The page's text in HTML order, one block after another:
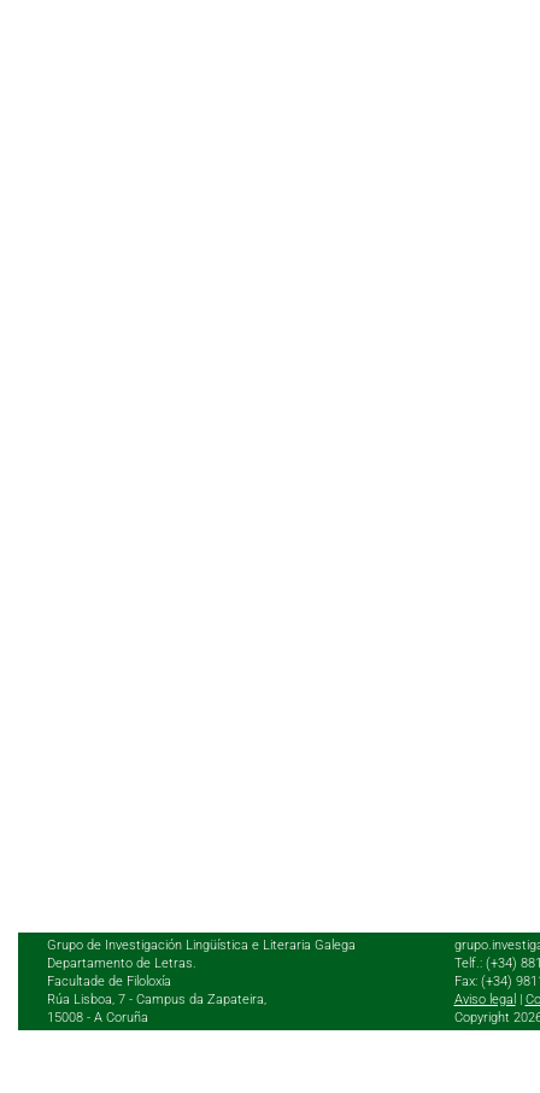
Grupo de Investigación Lingüística e Literaria Galega
Departamento de Letras.
Facultade de Filoloxía
Rúa Lisboa, 7 - Campus da Zapateira,
15008 - A Coruña
Telf.: (+34)
Fax: (+34)
Aviso legal
Copyright